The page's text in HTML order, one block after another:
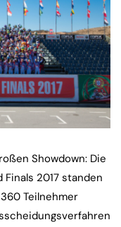
Showdown: Die
Finals 2017 standen
Teilnehmer